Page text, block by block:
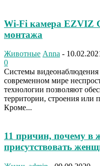
Wi-Fi камера EZVIZ
монтажа
Животные Anna -
0
Системы
современном мире
технологии позволяют
территории, строения или
Кроме...
11 причин, почему в
присутствовать